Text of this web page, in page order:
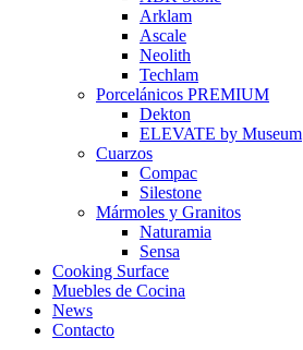
Arklam
Ascale
Neolith
Techlam
Porcelánicos PREMIUM
Dekton
ELEVATE by Museum
Cuarzos
Compac
Silestone
Mármoles y Granitos
Naturamia
Sensa
Cooking Surface
Muebles de Cocina
News
Contacto